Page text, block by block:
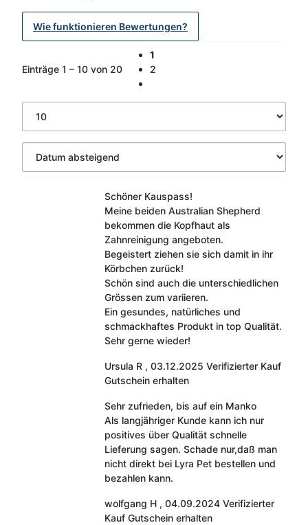
Wie funktionieren Bewertungen?
Einträge 1 – 10 von 20
1
2
Schöner Kauspass!
Meine beiden Australian Shepherd
bekommen die Kopfhaut als
Zahnreinigung angeboten.
Begeistert ziehen sie sich damit in ihr
Körbchen zurück!
Schön sind auch die unterschiedlichen
Grössen zum variieren.
Ein gesundes, natürliches und
schmackhaftes Produkt in top Qualität.
Sehr gerne wieder!
Ursula R , 03.12.2025 Verifizierter Kauf
Gutschein erhalten
Sehr zufrieden, bis auf ein Manko
Als langjähriger Kunde kann ich nur
positives über Qualität schnelle
Lieferung sagen. Schade nur,daß man
nicht direkt bei Lyra Pet bestellen und
bezahlen kann.
wolfgang H , 04.09.2024 Verifizierter
Kauf Gutschein erhalten